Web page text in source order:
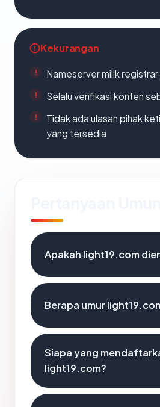
Kekurangan
Nameserver milik
Selalu verifikasi konten
Tidak ada ulasan pihak
yang tersedia
Apakah light19.com
Berapa umur
Siapa yang
light19.com?